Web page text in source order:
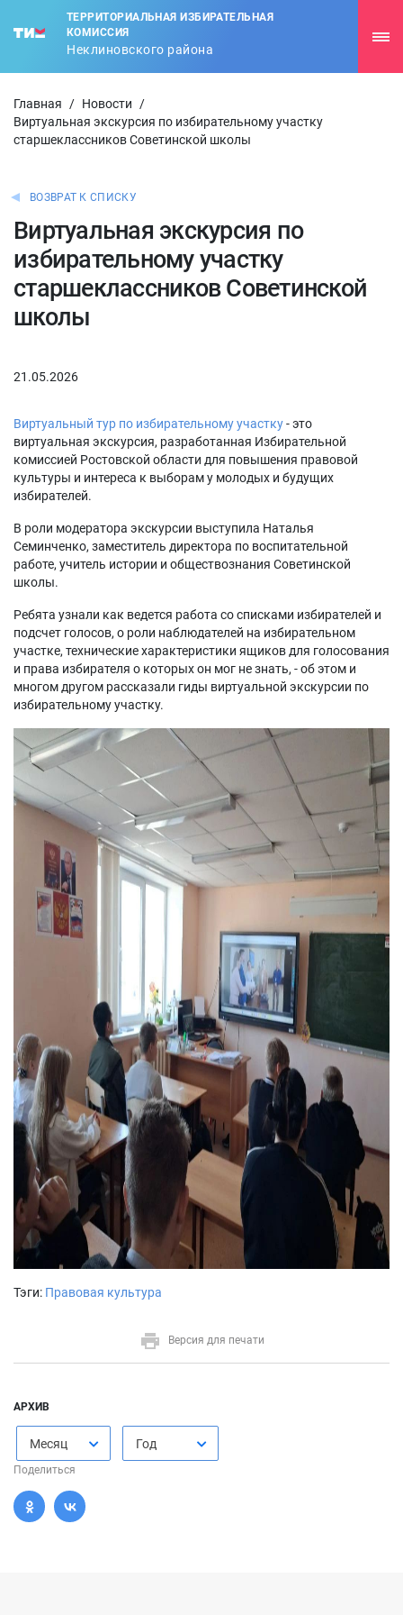
ТЕРРИТОРИАЛЬНАЯ ИЗБИРАТЕЛЬНАЯ
КОМИССИЯ
Неклиновского района
Главная / Новости
/
Виртуальная экскурсия по избирательному участку
старшеклассников Советинской школы
ВОЗВРАТ К СПИСКУ
Виртуальная экскурсия по
избирательному участку
старшеклассников Советинской
школы
21.05.2026
Виртуальный тур по избирательному участку- это
виртуальная экскурсия, разработанная Избирательной
комиссией Ростовской области для повышения правовой
культуры и интереса к выборам у молодых и будущих
избирателей.
В роли модератора экскурсии выступила Наталья
Семинченко, заместитель директора по воспитательной
работе, учитель истории и обществознания Советинской
школы.
Ребята узнали как ведется работа со списками избирателей и
подсчет голосов, о роли наблюдателей на избирательном
участке, технические характеристики ящиков для голосования
и права избирателя о которых он мог не знать, - об этом и
многом другом рассказали гиды виртуальной экскурсии по
избирательному участку.
Тэги: Правовая культура
Версия для печати
АРХИВ
Месяц Год
Поделиться